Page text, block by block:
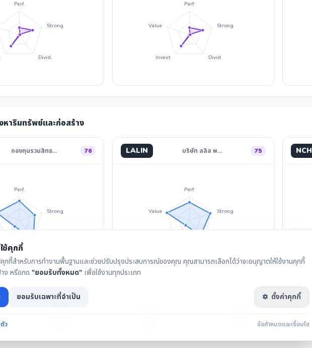
Perf.
Strong
Divid.
Perf.
Strong
Divid.
Invest
Value
าริมทรัพย์และก่อสร้าง
กองทุนรวมสิทธ… 76
Perf.
Strong
LALIN บริษัท ลลิล พ… 75
Perf.
Strong
Value
NCH
IAA Consensus
ช้คุกกี้
คุกกี้สำหรับการทำงานพื้นฐานและช่วยปรับปรุงประสบการณ์ของคุณ คุณสามารถเลือกได้ว่าจะอนุญาตให้ใช้งานคุกกี้
าง หรือกด "ยอมรับทั้งหมด" เพื่อใช้งานทุกประเภท
ยอมรับเฉพาะที่จำเป็น ตั้งค่าคุกกี้
ว ข้อกำหนดและเงื่อนไข